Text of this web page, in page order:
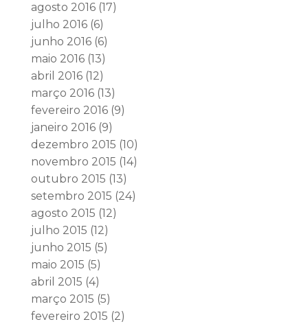
agosto 2016(17)
julho 2016(6)
junho 2016(6)
maio 2016(13)
abril 2016(12)
março 2016(13)
fevereiro 2016(9)
janeiro 2016(9)
dezembro 2015 (10)
novembro 2015 (14)
outubro 2015 (13)
setembro 2015 (24)
agosto 2015 (12)
julho 2015 (12)
junho 2015 (5)
maio 2015 (5)
abril 2015 (4)
março 2015 (5)
fevereiro 2015 (2)